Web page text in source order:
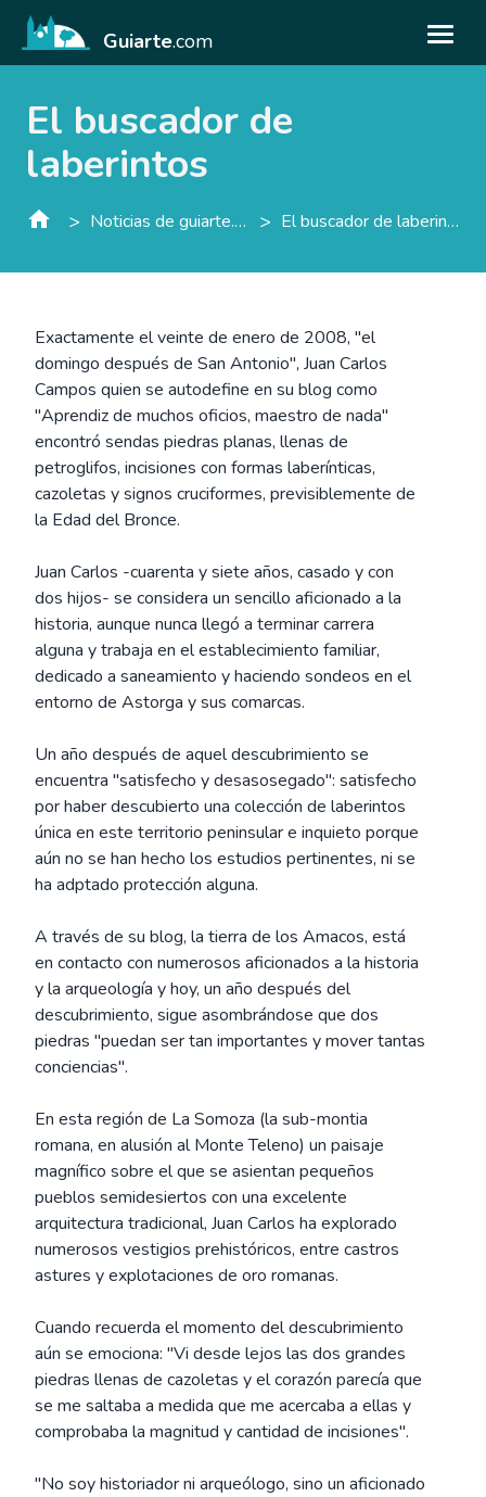
Guiarte.com
El buscador de
laberintos
> Noticias de guiarte.con > El buscador de laberintos
Exactamente el veinte de enero de 2008, "el
domingo después de San Antonio", Juan Carlos
Campos quien se autodefine en su blog como
"Aprendiz de muchos oficios, maestro de nada"
encontró sendas piedras planas, llenas de
petroglifos, incisiones con formas laberínticas,
cazoletas y signos cruciformes, previsiblemente de
la Edad del Bronce.
Juan Carlos -cuarenta y siete años, casado y con
dos hijos- se considera un sencillo aficionado a la
historia, aunque nunca llegó a terminar carrera
alguna y trabaja en el establecimiento familiar,
dedicado a saneamiento y haciendo sondeos en el
entorno de Astorga y sus comarcas.
Un año después de aquel descubrimiento se
encuentra "satisfecho y desasosegado": satisfecho
por haber descubierto una colección de laberintos
única en este territorio peninsular e inquieto porque
aún no se han hecho los estudios pertinentes, ni se
ha adptado protección alguna.
A través de su blog, la tierra de los Amacos, está
en contacto con numerosos aficionados a la historia
y la arqueología y hoy, un año después del
descubrimiento, sigue asombrándose que dos
piedras "puedan ser tan importantes y mover tantas
conciencias".
En esta región de La Somoza (la sub-montia
romana, en alusión al Monte Teleno) un paisaje
magnífico sobre el que se asientan pequeños
pueblos semidesiertos con una excelente
arquitectura tradicional, Juan Carlos ha explorado
numerosos vestigios prehistóricos, entre castros
astures y explotaciones de oro romanas.
Cuando recuerda el momento del descubrimiento
aún se emociona: "Vi desde lejos las dos grandes
piedras llenas de cazoletas y el corazón parecía que
se me saltaba a medida que me acercaba a ellas y
comprobaba la magnitud y cantidad de incisiones".
"No soy historiador ni arqueólogo, sino un aficionado